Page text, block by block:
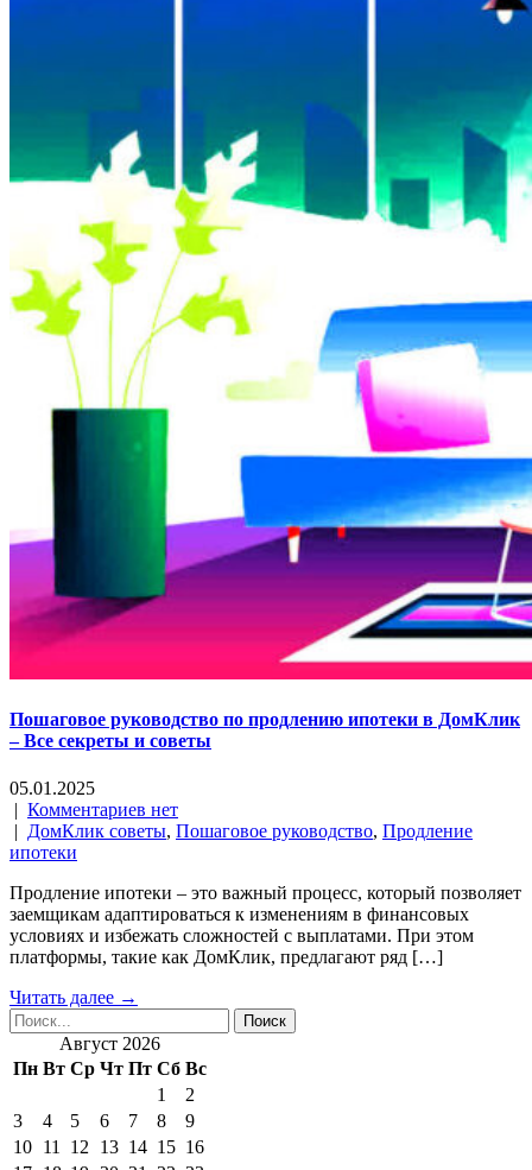
Пошаговое руководство по продлению ипотеки в ДомКлик
– Все секреты и советы
05.01.2025
| Комментариев нет
| ДомКлик советы, Пошаговое руководство, Продление
ипотеки
Продление ипотеки – это важный процесс, который позволяет
заемщикам адаптироваться к изменениям в финансовых
условиях и избежать сложностей с выплатами. При этом
платформы, такие как ДомКлик, предлагают ряд […]
Читать далее →
Август 2026
Пн Вт Ср Чт Пт Сб Вс
1
2
3
4 5 6 7 8
9
10 11 12 13 14 15 16